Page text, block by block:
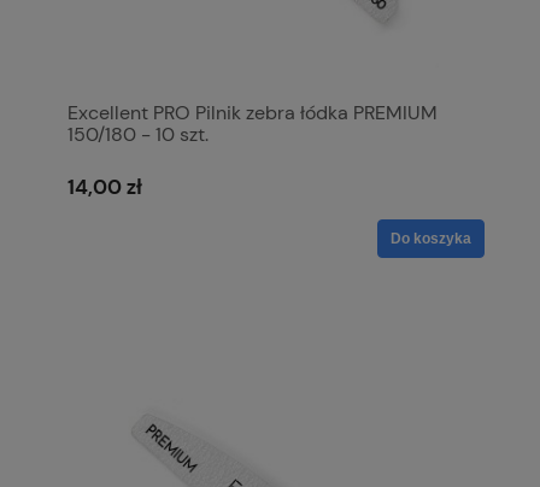
Excellent PRO Pilnik zebra łódka PREMIUM
150/180 - 10 szt.
14,00 zł
Do koszyka